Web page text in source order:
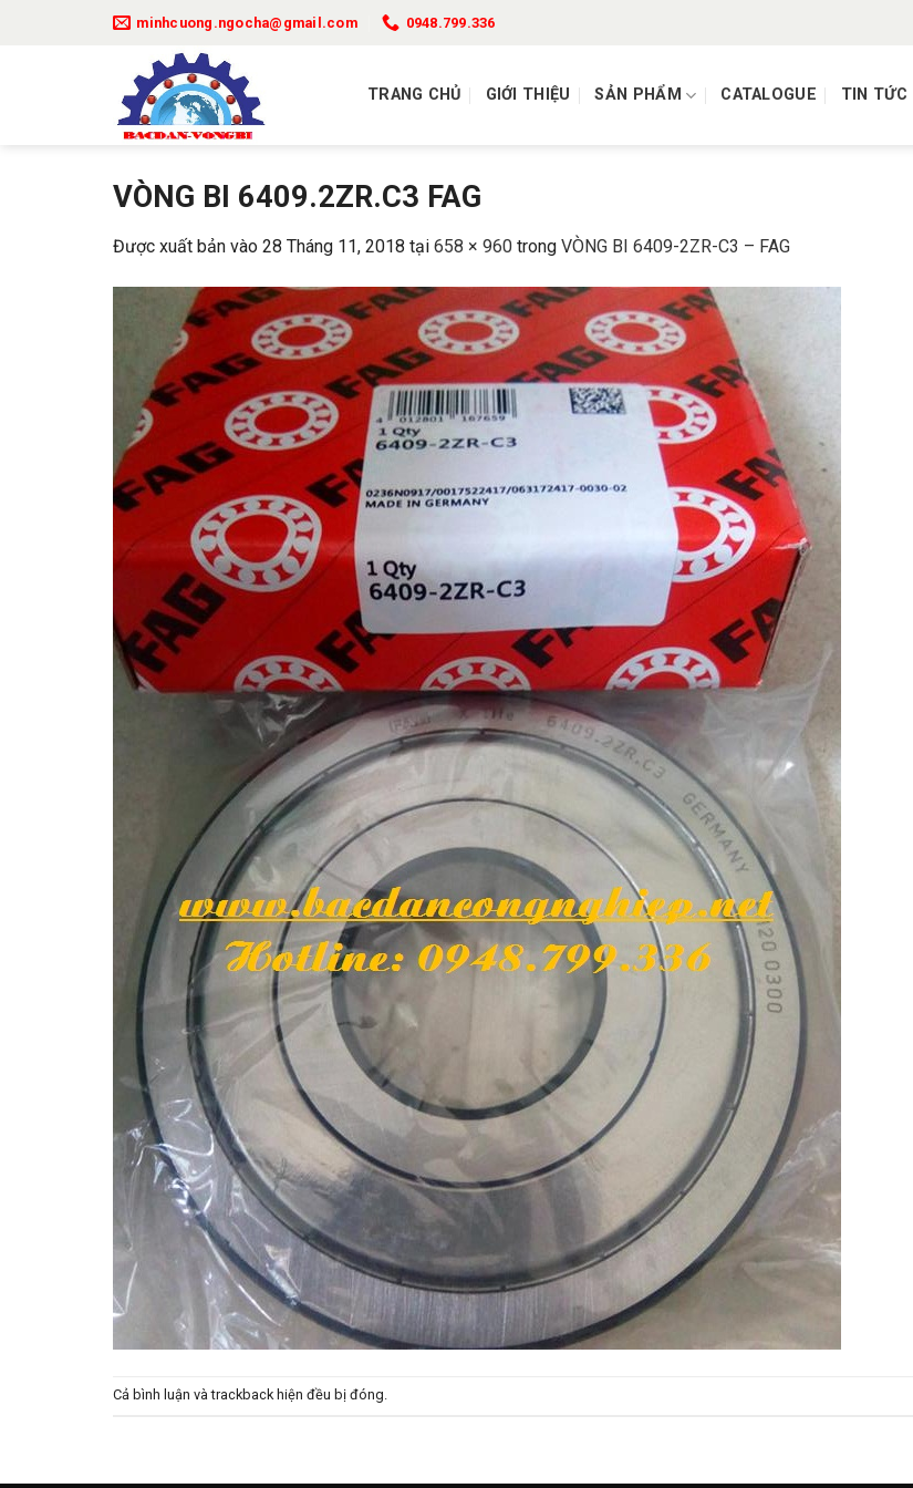
minhcuong.ngocha@gmail.com 0948.799.336
TRANG CHỦ GIỚI THIỆU SẢN PHẨM CATALOGUE TIN TỨC
VÒNG BI 6409.2ZR.C3 FAG
Được xuất bản vào 28 Tháng 11, 2018 tại 658 × 960 trong VÒNG BI 6409-2ZR-C3 – FAG
Cả bình luận và trackback hiện đều bị đóng.